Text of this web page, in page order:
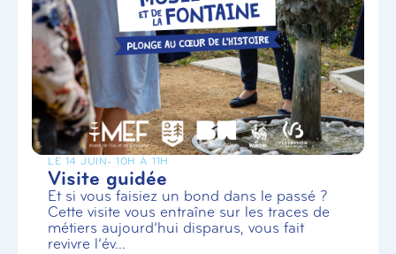
LE 14 JUIN- 10H À 11H
Visite guidée
Et si vous faisiez un bond dans le passé ?
Cette visite vous entraîne sur les traces de
métiers aujourd’hui disparus, vous fait
revivre l’év...